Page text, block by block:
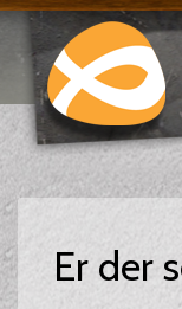
Er der